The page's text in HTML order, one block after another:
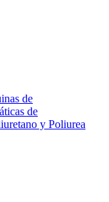
de
de
y Poliurea